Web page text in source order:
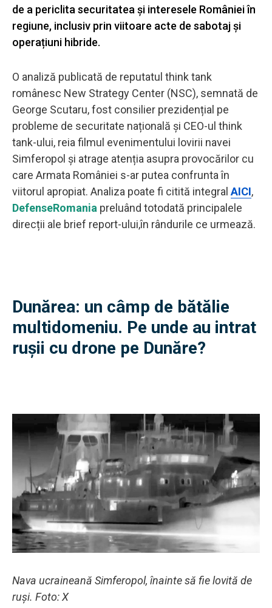
de a periclita securitatea și interesele României în
regiune, inclusiv prin viitoare acte de sabotaj și
operațiuni hibride.
O analiză publicată de reputatul think tank
românesc New Strategy Center (NSC), semnată de
George Scutaru, fost consilier prezidențial pe
probleme de securitate națională și CEO-ul think
tank-ului, reia filmul evenimentului lovirii navei
Simferopol și atrage atenția asupra provocărilor cu
care Armata României s-ar putea confrunta în
viitorul apropiat. Analiza poate fi citită integral AICI,
DefenseRomania preluând totodată principalele
direcții ale brief report-ului,în rândurile ce urmează.
Dunărea: un câmp de bătălie
multidomeniu. Pe unde au intrat
rușii cu drone pe Dunăre?
Nava ucraineană Simferopol, înainte să fie lovită de
ruși. Foto: X